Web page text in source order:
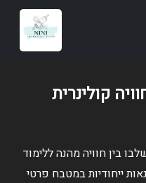
קולינרית
בין חוויה מהנה ללימוד
ייחודיות במטבח פרטי